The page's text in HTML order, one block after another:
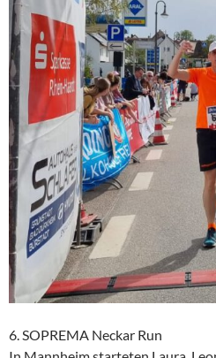
6. SOPREMA Neckar Run